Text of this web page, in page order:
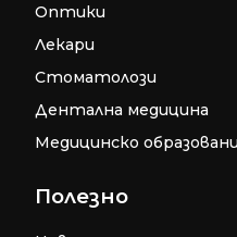
Оптики
Лекари
Стоматолози
Дентална медицина
Медицинско
Полезно